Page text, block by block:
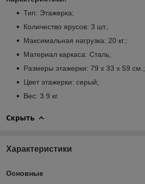
Тип: Этажерка;
Количество ярусов: 3 шт.;
Максимальная нагрузка: 20 кг.;
Материал каркаса: Сталь;
Размеры этажерки: 79 х 33 х 59 см.;
Цвет этажерки: серый;
Вес: 3.9 кг.
Скрыть
Характеристики
Основные